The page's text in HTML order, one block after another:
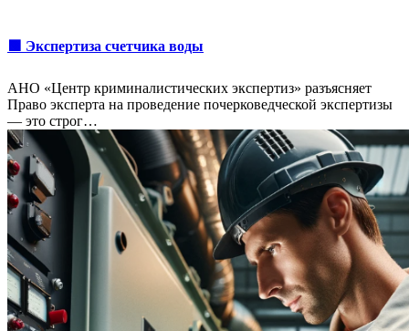
🟩 Экспертиза счетчика воды
АНО «Центр криминалистических экспертиз» разъясняет
Право эксперта на проведение почерковедческой экспертизы
— это строг…